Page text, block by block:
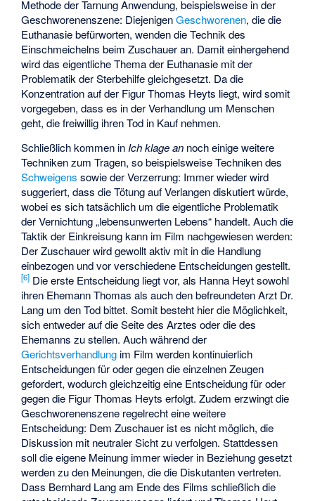
Methode der Tarnung Anwendung, beispielsweise in der
Geschworenenszene: DiejenigenGeschworenen, die die
Euthanasie befürworten, wenden die Technik des
Einschmeichelns beim Zuschauer an. Damit einhergehend
wird das eigentliche Thema der Euthanasie mit der
Problematik der Sterbehilfe gleichgesetzt. Da die
Konzentration auf der Figur Thomas Heyts liegt, wird somit
vorgegeben, dass es in der Verhandlung um Menschen
geht, die freiwillig ihren Tod in Kauf nehmen.
Schließlich kommen in Ich klage an noch einige weitere
Techniken zum Tragen, so beispielsweise Techniken des
Schweigens sowie der Verzerrung: Immer wieder wird
suggeriert, dass die Tötung auf Verlangen diskutiert würde,
wobei es sich tatsächlich um die eigentliche Problematik
der Vernichtung „lebensunwerten Lebens“ handelt. Auch die
Taktik der Einkreisung kann im Film nachgewiesen werden:
Der Zuschauer wird gewollt aktiv mit in die Handlung
einbezogen und vor verschiedene Entscheidungen gestellt.
[6] Die erste Entscheidung liegt vor, als Hanna Heyt sowohl
ihren Ehemann Thomas als auch den befreundeten Arzt Dr.
Lang um den Tod bittet. Somit besteht hier die Möglichkeit,
sich entweder auf die Seite des Arztes oder die des
Ehemanns zu stellen. Auch während der
Gerichtsverhandlung im Film werden kontinuierlich
Entscheidungen für oder gegen die einzelnen Zeugen
gefordert, wodurch gleichzeitig eine Entscheidung für oder
gegen die Figur Thomas Heyts erfolgt. Zudem erzwingt die
Geschworenenszene regelrecht eine weitere
Entscheidung: Dem Zuschauer ist es nicht möglich, die
Diskussion mit neutraler Sicht zu verfolgen. Stattdessen
soll die eigene Meinung immer wieder in Beziehung gesetzt
werden zu den Meinungen, die die Diskutantenvertreten.
Dass Bernhard Lang am Ende des Films schließlich die